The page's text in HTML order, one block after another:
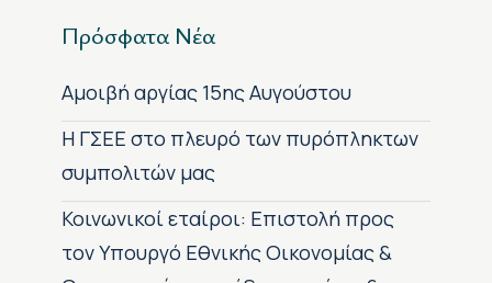
Πρόσφατα Νέα
Αμοιβή αργίας 15ης Αυγούστου
H ΓΣΕΕ στο πλευρό των πυρόπληκτων
συμπολιτών μας
Κοινωνικοί εταίροι: Επιστολή προς
τον Υπουργό Εθνικής Οικονομίας &